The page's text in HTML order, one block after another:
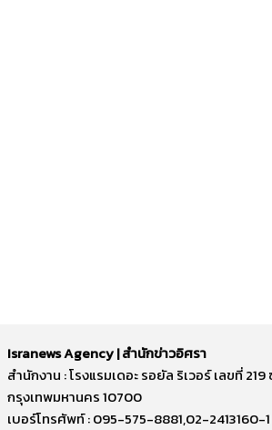
Isranews Agency | สำนักข่าวอิศรา
สำนักงาน : โรงแรมเดอะ รอยัล ริเวอร์ เลขที่
กรุงเทพมหานคร 10700
เบอร์โทรศัพท์ : 095-575-8881,02-2413160-1